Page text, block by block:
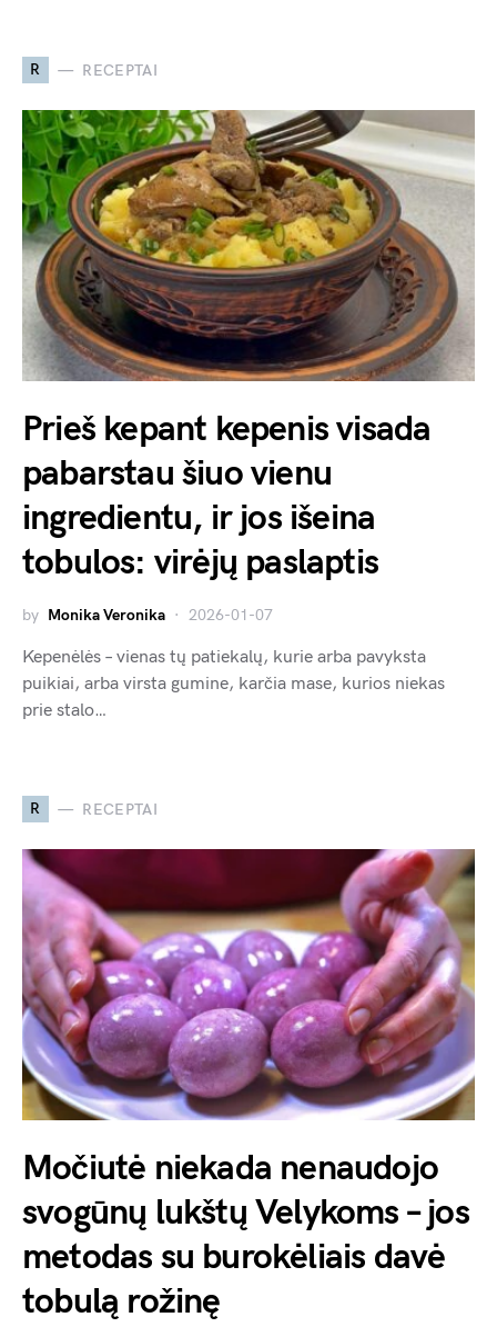
R RECEPTAI
Prieš kepant kepenis visada
pabarstau šiuo vienu
ingredientu, ir jos išeina
tobulos: virėjų paslaptis
by Monika Veronika 2026-01-07
Kepenėlės – vienas tų patiekalų, kurie arba pavyksta
puikiai, arba virsta gumine, karčia mase, kurios niekas
prie stalo…
R RECEPTAI
Močiutė niekada nenaudojo
svogūnų lukštų Velykoms – jos
metodas su burokėliais davė
tobulą rožinę